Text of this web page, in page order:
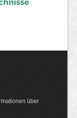
über